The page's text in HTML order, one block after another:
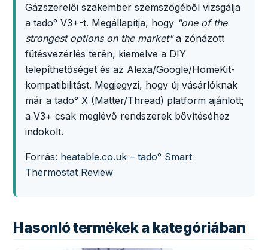
Gázszerelői szakember szemszögéből vizsgálja
a tado° V3+-t. Megállapítja, hogy "one of the
strongest options on the market"a zónázott
fűtésvezérlés terén, kiemelve a DIY
telepíthetőséget és az Alexa/Google/HomeKit-
kompatibilitást. Megjegyzi, hogy új vásárlóknak
már a tado° X (Matter/Thread) platform ajánlott;
a V3+ csak meglévő rendszerek bővítéséhez
indokolt.
Forrás: heatable.co.uk – tado° Smart
Thermostat Review
Hasonló termékek a kategóriában